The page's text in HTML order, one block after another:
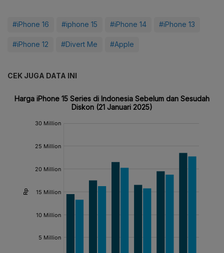
#iPhone 16 #iphone 15 #iPhone 14 #iPhone 13
#iPhone 12 #Divert Me #Apple
CEK JUGA DATA INI